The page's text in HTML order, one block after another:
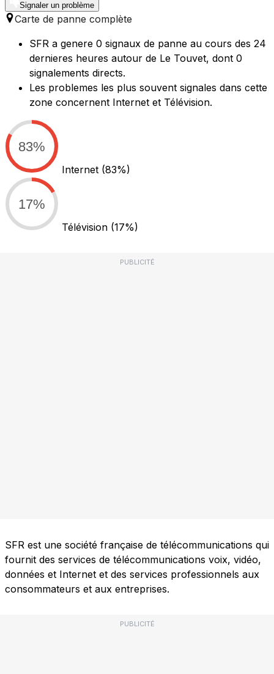
Signaler un problème
Carte de panne complète
SFR a genere 0 signaux de panne au cours des 24
dernieres heures autour de Le Touvet, dont 0
signalements directs.
Les problemes les plus souvent signales dans cette
zone concernent Internet et Télévision.
83%
Internet (83%)
17%
Télévision (17%)
PUBLICITÉ
SFR est une société française de télécommunications qui
fournit des services de télécommunications voix, vidéo,
données et Internet et des services professionnels aux
consommateurs et aux entreprises.
PUBLICITÉ